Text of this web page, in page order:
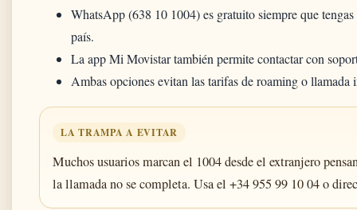
WhatsApp (638 10 1004) es gratuito siempre que
país.
La app Mi Movistar también permite contactar con
Ambas opciones evitan las tarifas de roaming o llamada
LA TRAMPA A EVITAR
Muchos usuarios marcan el 1004 desde el extranjero
la llamada no se completa. Usa el +34 955 99 10 04 o